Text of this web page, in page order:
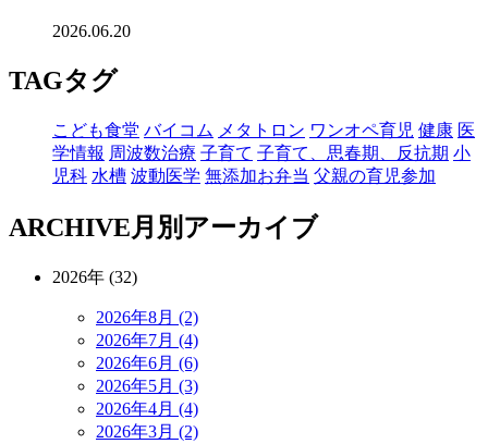
2026.06.20
TAGタグ
こども食堂 バイコム メタトロン ワンオペ育児 健康 医
学情報 周波数治療 子育て 子育て、思春期、反抗期 小
児科 水槽 波動医学 無添加お弁当 父親の育児参加
ARCHIVE月別アーカイブ
2026年 (32)
2026年8月 (2)
2026年7月 (4)
2026年6月 (6)
2026年5月 (3)
2026年4月 (4)
2026年3月 (2)